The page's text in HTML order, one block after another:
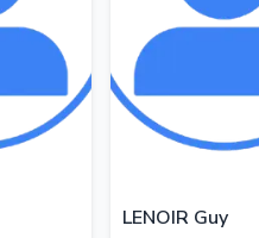
LENOIR Guy